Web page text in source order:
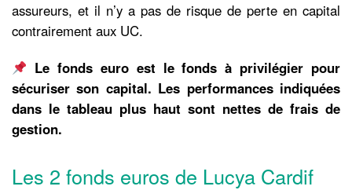
assureurs, et il n’y a pas de risque de perte en capital
contrairement aux UC.
Le fonds euro est le fonds à privilégier pour
sécuriser son capital. Les performances indiquées
dans le tableau plus haut sont nettes de frais de
gestion.
Les 2 fonds euros de Lucya Cardif